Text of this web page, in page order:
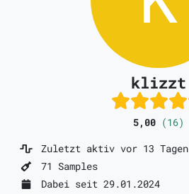
klizzt
5,00 (16)
Zuletzt aktiv vor 13 Tagen
71 Samples
Dabei seit 29.01.2024